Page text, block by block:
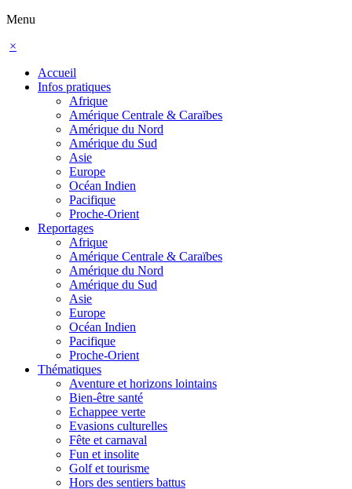
Menu
×
Accueil
Infos pratiques
Afrique
Amérique Centrale & Caraïbes
Amérique du Nord
Amérique du Sud
Asie
Europe
Océan Indien
Pacifique
Proche-Orient
Reportages
Afrique
Amérique Centrale & Caraïbes
Amérique du Nord
Amérique du Sud
Asie
Europe
Océan Indien
Pacifique
Proche-Orient
Thématiques
Aventure et horizons lointains
Bien-être santé
Echappee verte
Evasions culturelles
Fête et carnaval
Fun et insolite
Golf et tourisme
Hors des sentiers battus